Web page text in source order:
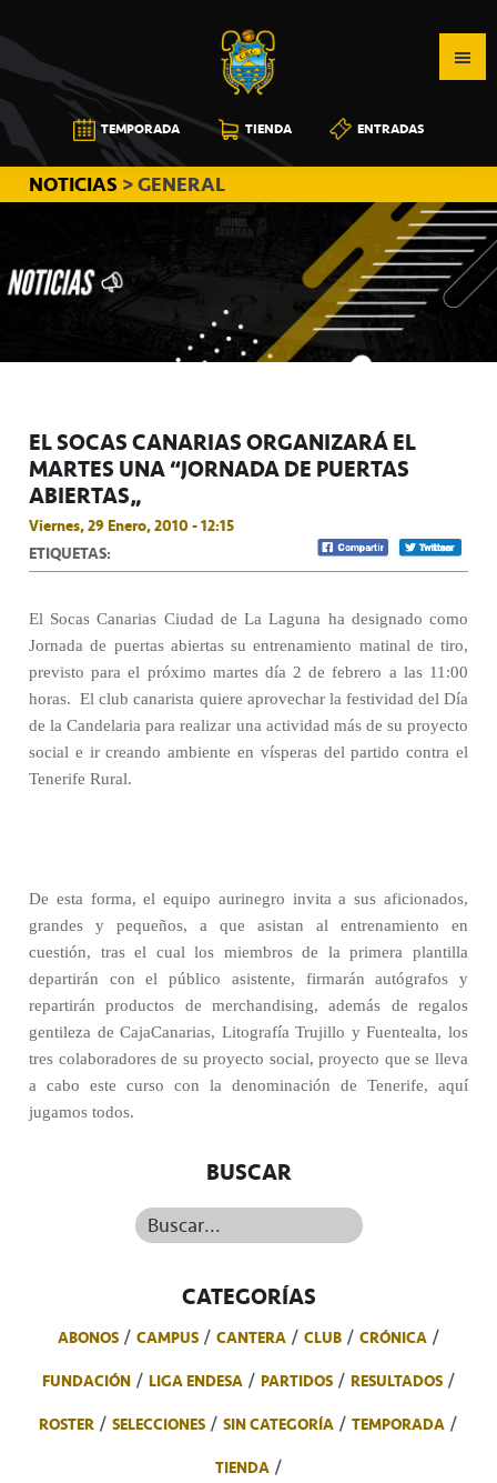
a
la
navegación
principal
al
contenido
principal
a
la
barra
lateral
principal
CB
CANARIAS
TEMPORADA TIENDA ENTRADAS
NOTICIAS > GENERAL
EL SOCAS CANARIAS ORGANIZARÁ EL
MARTES UNA “JORNADA DE PUERTAS
ABIERTAS”
Viernes, 29 Enero, 2010 - 12:15
ETIQUETAS:
El Socas Canarias Ciudad de La Laguna ha designado como
Jornada de puertas abiertas su entrenamiento matinal de tiro,
previsto para el próximo martes día 2 de febrero a las 11:00
horas. El club canarista quiere aprovechar la festividad del Día
de la Candelaria para realizar una actividad más de su proyecto
social e ir creando ambiente en vísperas del partido contra el
Tenerife Rural.
De esta forma, el equipo aurinegro invita a sus aficionados,
grandes y pequeños, a que asistan al entrenamiento en
cuestión, tras el cual los miembros de la primera plantilla
departirán con el público asistente, firmarán autógrafos y
repartirán productos de merchandising, además de regalos
gentileza de CajaCanarias, Litografía Trujillo y Fuentealta, los
tres colaboradores de su proyecto social, proyecto que se lleva
a cabo este curso con la denominación de Tenerife, aquí
jugamos todos.
BUSCAR
Buscar...
CATEGORÍAS
ABONOS CAMPUS CANTERA CLUB
CRÓNICA
FUNDACIÓN
LIGA ENDESA PARTIDOS
RESULTADOS
ROSTER
SELECCIONES SIN CATEGORÍA
TEMPORADA
TIENDA